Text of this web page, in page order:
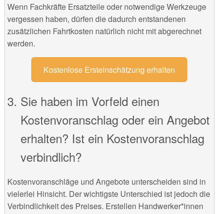
Wenn Fachkräfte Ersatzteile oder notwendige Werkzeuge
vergessen haben, dürfen die dadurch entstandenen
zusätzlichen Fahrtkosten natürlich nicht mit abgerechnet
werden.
Kostenlose Ersteinschätzung erhalten
Sie haben im Vorfeld einen
Kostenvoranschlag oder ein Angebot
erhalten? Ist ein Kostenvoranschlag
verbindlich?
Kostenvoranschläge und Angebote unterscheiden sind in
vielerlei Hinsicht. Der wichtigste Unterschied ist jedoch die
Verbindlichkeit des Preises. Erstellen Handwerker*innen